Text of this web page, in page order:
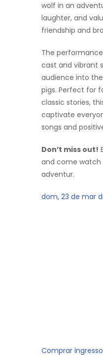
wolf in an
laughter, and
friendship and
The
cast and vibrant
audience into
pigs. Perfect for
classic stories,
captivate
songs and
Don’t miss out!
and come
adventur.
dom, 23 de mar
Comprar